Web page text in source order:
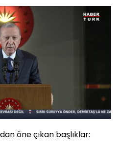
Oynatma
Hızı
öne çıkan başlıklar: